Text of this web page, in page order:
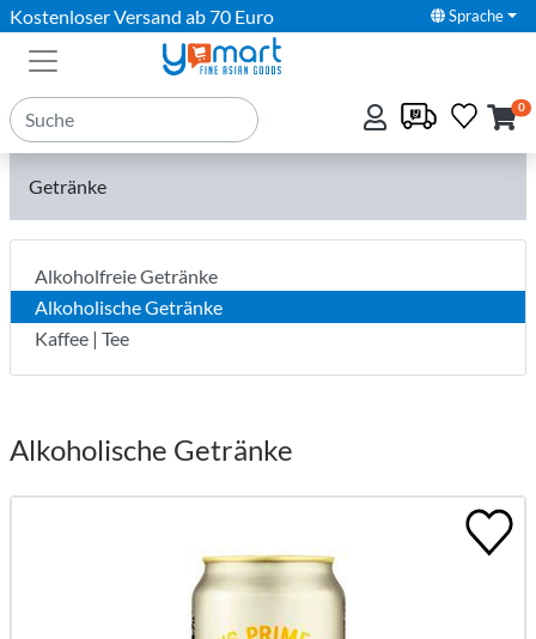
Kostenloser Versand ab 70 Euro Sprache
0
Getränke
Alkoholfreie Getränke
Alkoholische Getränke
Kaffee | Tee
Alkoholische Getränke